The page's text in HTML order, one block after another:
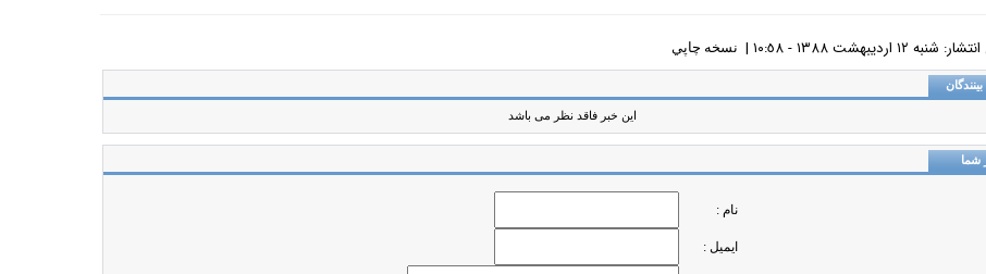
شنبه ١٢ ارديبهشت ١٣٨٨ - ١٠:٥٨ | نسخه چاپي
این خبر فاقد نظر می باشد
شما
نام :
ایمیل :